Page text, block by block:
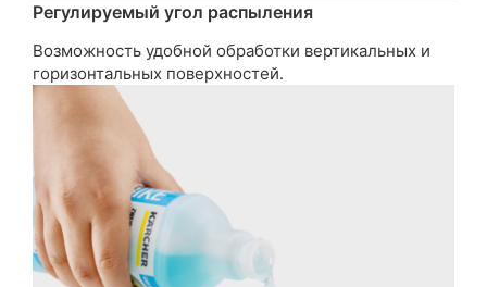
Регулируемый угол распыления
Возможность удобной обработки вертикальных и
горизонтальных поверхностей.